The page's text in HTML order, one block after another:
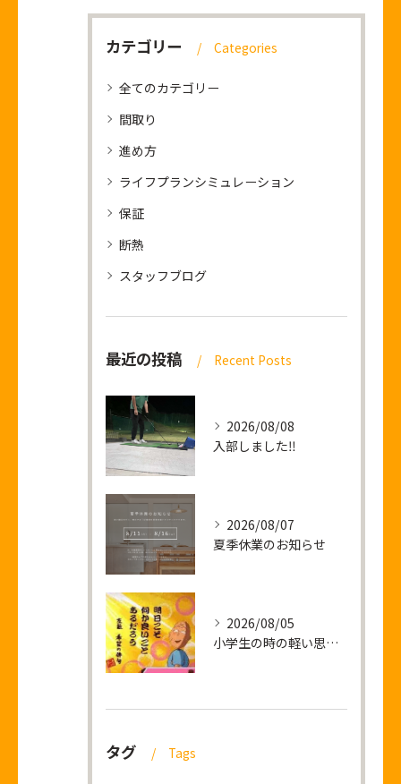
カテゴリー Categories
全てのカテゴリー
間取り
進め方
ライフプランシミュレーション
保証
断熱
スタッフブログ
最近の投稿 Recent Posts
2026/08/08
入部しました‼
2026/08/07
夏季休業のお知らせ
2026/08/05
小学生の時の軽い思い出話し
タグ Tags